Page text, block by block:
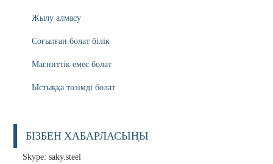
Жылу алмасу
Соғылған болат білік
Магниттік емес болат
Ыстыққа төзімді болат
БІЗБЕН ХАБАРЛАСЫҢЫ
Skype: saky.steel